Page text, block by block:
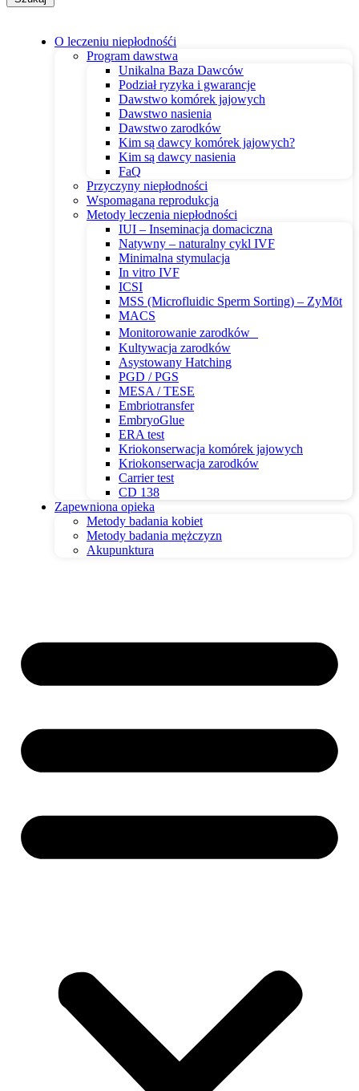
O leczeniu niepłodnośći
Program dawstwa
Unikalna Baza Dawców
Podział ryzyka i gwarancje
Dawstwo komórek jajowych
Dawstwo nasienia
Dawstwo zarodków
Kim są dawcy komórek jajowych?
Kim są dawcy nasienia
FaQ
Przyczyny niepłodności
Wspomagana reprodukcja
Metody leczenia niepłodności
IUI – Inseminacja domaciczna
Natywny – naturalny cykl IVF
Minimalna stymulacja
In vitro IVF
ICSI
MSS (Microfluidic Sperm Sorting) – ZyMōt
MACS
Monitorowanie zarodków
Kultywacja zarodków
Asystowany Hatching
PGD / PGS
MESA / TESE
Embriotransfer
EmbryoGlue
ERA test
Kriokonserwacja komórek jajowych
Kriokonserwacja zarodków
Carrier test
CD 138
Zapewniona opieka
Metody badania kobiet
Metody badania mężczyzn
Akupunktura